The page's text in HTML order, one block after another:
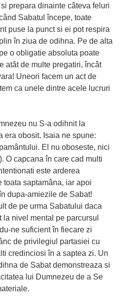
prepara dinainte câteva feluri
Sabatul începe, toate
puse la punct si ei pot respira
în ziua de odihna. Pe de alta
o obligatie absoluta poate
atât de multe pregatiri, încât
Uneori facem un act de
ca unele dintre acele lucruri
nu S-a odihnit la
era obosit. Isaia ne spune:
El nu oboseste, nici
O capcana în care cad multi
este arderea
toata saptamâna, iar apoi
dupa-amiezile de Sabat!
de pe urma Sabatului daca
nivel mental pe parcursul
ne suficient în fiecare zi
de privilegiul partasiei cu
credinciosi în a saptea zi. Un
de Sabat demonstreaza si
lui Dumnezeu de a Se